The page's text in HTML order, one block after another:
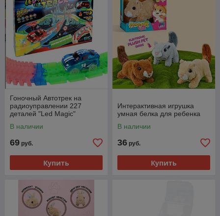
Гоночный Автотрек на
радиоуправлении 227
деталей "Led Magic"
В наличии
69 руб.
Купить
Интерактивная игрушка
умная белка для ребенка
В наличии
36 руб.
Купить